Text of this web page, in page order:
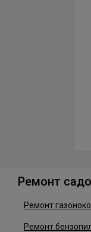
Ремонт
Ремонт
Ремонт